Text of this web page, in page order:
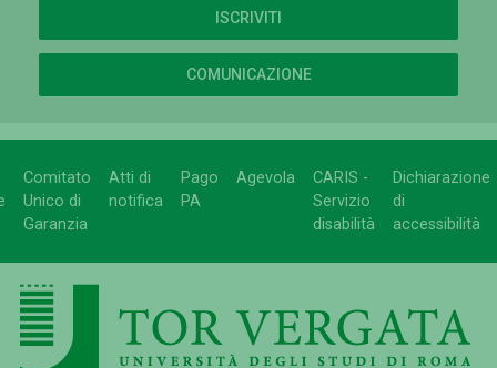
ISCRIVITI
COMUNICAZIONE
Comitato
Unico di
Garanzia
Atti di
notifica
Pago
PA
Agevola
CARIS -
Servizio
disabilità
Dichiarazione
di
accessibilità